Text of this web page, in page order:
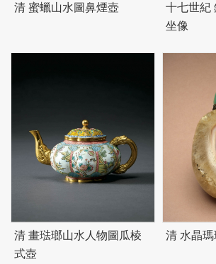
清 蜜蠟山水圖鼻煙壺
十七世紀
坐像
清 畫琺瑯山水人物圖瓜棱
式壺
清 水晶